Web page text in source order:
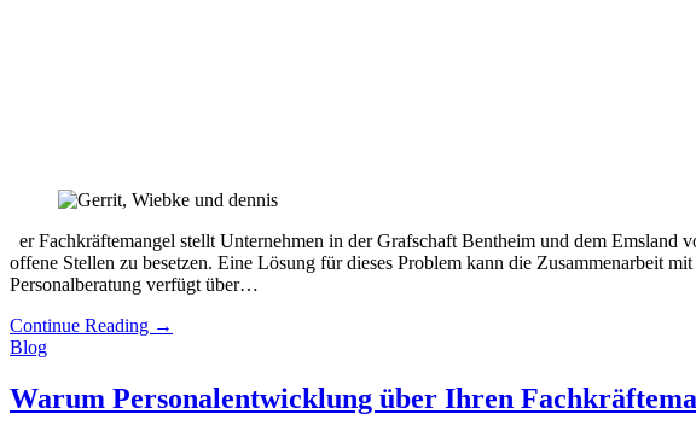
er Fachkräftemangel stellt Unternehmen in der Grafschaft Bentheim und dem
offene Stellen zu besetzen. Eine Lösung für dieses Problem kann die Zusammenarbeit
Personalberatung verfügt über…
Continue Reading →
Blog
Warum Personalentwicklung über Ihren